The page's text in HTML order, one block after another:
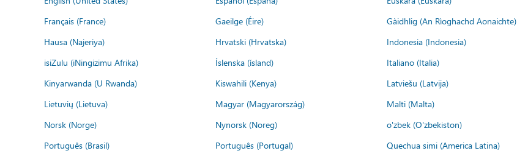
Français (France)
Gaeilge (Éire) Gàidhlig (An Rìoghachd Aonaichte)
Hausa (Najeriya)
Hrvatski (Hrvatska) Indonesia (Indonesia)
isiZulu (iNingizimu Afrika)
Íslenska (ísland) Italiano (Italia)
Kinyarwanda (U Rwanda)
Kiswahili (Kenya) Latviešu (Latvija)
Lietuvių (Lietuva)
Magyar (Magyarország) Malti (Malta)
Norsk (Norge)
Nynorsk (Noreg) o'zbek (O'zbekiston)
Português (Brasil)
Português (Portugal) Quechua simi (America Latina)